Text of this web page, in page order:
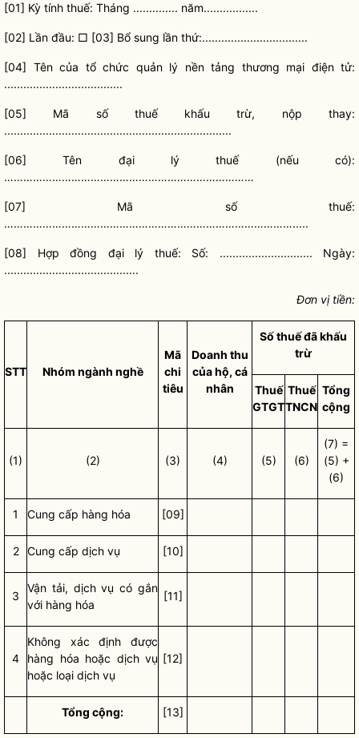
[01] Kỳ tính thuế: Tháng .............. năm.................
[02] Lần đầu: □ [03] Bổ sung lần thứ:.................................
[04] Tên của tổ chức quản lý nền tảng thương mại điện tử:
.....................................
[05] Mã số thuế khấu trừ, nộp thay:
.......................................................................
[06] Tên đại lý thuế (nếu có):
……………………………………………………………………
[07] Mã số thuế:
……………………………………………………………………………….....
[08] Hợp đồng đại lý thuế: Số: ............................. Ngày:
..........................................
Đơn vị tiền:
STT Nhóm ngành nghề
Mã
chi
tiêu
Doanh thu
của hộ, cá
nhân
Số thuế đã khấu
trừ
Thuế
GTGT
Thuế
TNCN
Tổng
cộng
(1) (2) (3) (4) (5) (6)
(7) =
(5) +
(6)
1 Cung cấp hàng hóa [09]
2 Cung cấp dịch vụ [10]
3
Vận tải, dịch vụ có gắn
với hàng hóa
[11]
4
Không xác định được
hàng hóa hoặc dịch vụ
hoặc loại dịch vụ
[12]
Tổng cộng: [13]